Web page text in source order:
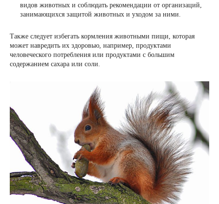
видов животных и соблюдать рекомендации от организаций,
занимающихся защитой животных и уходом за ними.
Также следует избегать кормления животными пищи, которая
может навредить их здоровью, например, продуктами
человеческого потребления или продуктами с большим
содержанием сахара или соли.